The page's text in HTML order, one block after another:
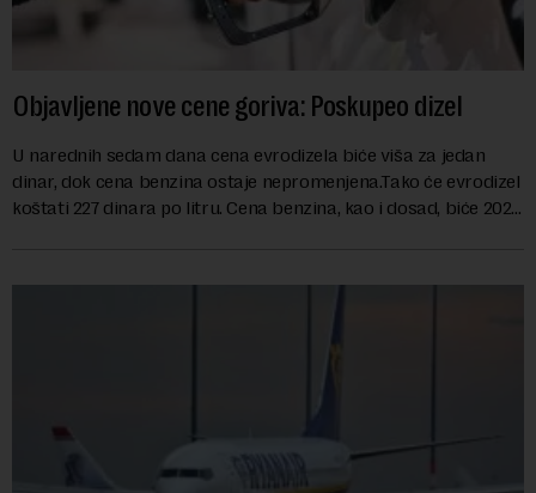
Objavljene nove cene goriva: Poskupeo dizel
U narednih sedam dana cena evrodizela biće viša za jedan
dinar, dok cena benzina ostaje nepromenjena.Tako će evrodizel
koštati 227 dinara po litru. Cena benzina, kao i dosad, biće 202